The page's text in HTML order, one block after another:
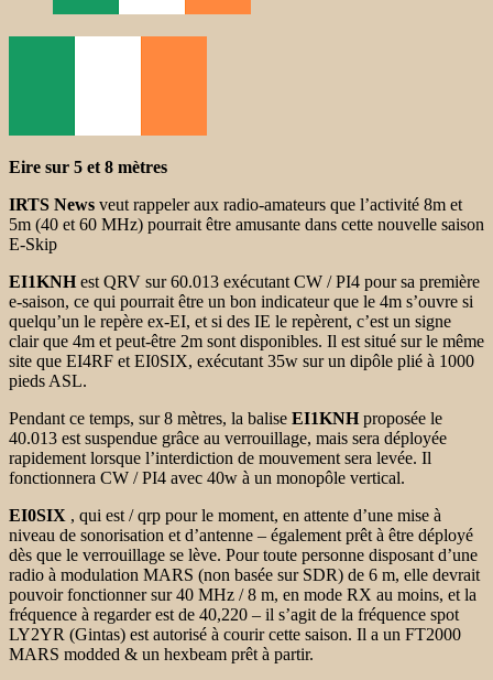
Eire sur 5 et 8 mètres
IRTS News veut rappeler aux radio-amateurs que l’activité 8m et
5m (40 et 60 MHz) pourrait être amusante dans cette nouvelle saison
E-Skip
EI1KNHest QRV sur 60.013 exécutant CW / PI4 pour sa première
e-saison, ce qui pourrait être un bon indicateur que le 4m s’ouvre si
quelqu’un le repère ex-EI, et si des IE le repèrent, c’est un signe
clair que 4m et peut-être 2m sont disponibles. Il est situé sur le même
site que EI4RF et EI0SIX, exécutant 35w sur un dipôle plié à 1000
pieds ASL.
Pendant ce temps, sur 8 mètres, la balise EI1KNHproposée le
40.013 est suspendue grâce au verrouillage, mais sera déployée
rapidement lorsque l’interdiction de mouvement sera levée. Il
fonctionnera CW / PI4 avec 40w à un monopôle vertical.
EI0SIX , qui est / qrp pour le moment, en attente d’une mise à
niveau de sonorisation et d’antenne – également prêt à être déployé
dès que le verrouillage se lève. Pour toute personne disposant d’une
radio à modulation MARS (non basée sur SDR) de 6 m, elle devrait
pouvoir fonctionner sur 40 MHz / 8 m, en mode RX au moins, et la
fréquence à regarder est de 40,220 – il s’agit de la fréquence spot
LY2YR (Gintas) est autorisé à courir cette saison. Il a un FT2000
MARS modded & un hexbeam prêt à partir.